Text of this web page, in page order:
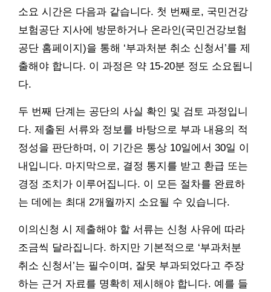
소요 시간은 다음과 같습니다. 첫 번째로, 국민건강
보험공단 지사에 방문하거나 온라인(국민건강보험
공단 홈페이지)을 통해 ‘부과처분 취소 신청서’를 제
출해야 합니다. 이 과정은 약 15-20분 정도 소요됩니
다.
두 번째 단계는 공단의 사실 확인 및 검토 과정입니
다. 제출된 서류와 정보를 바탕으로 부과 내용의 적
정성을 판단하며, 이 기간은 통상 10일에서 30일 이
내입니다. 마지막으로, 결정 통지를 받고 환급 또는
경정 조치가 이루어집니다. 이 모든 절차를 완료하
는 데에는 최대 2개월까지 소요될 수 있습니다.
이의신청 시 제출해야 할 서류는 신청 사유에 따라
조금씩 달라집니다. 하지만 기본적으로 ‘부과처분
취소 신청서’는 필수이며, 잘못 부과되었다고 주장
하는 근거 자료를 명확히 제시해야 합니다. 예를 들